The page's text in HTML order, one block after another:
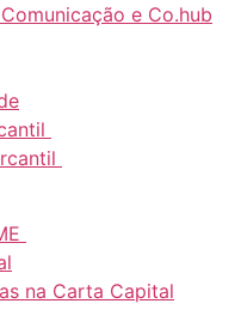
e Co.hub
na Carta Capital